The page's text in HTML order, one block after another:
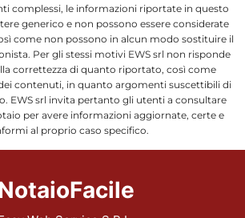
complessi, le informazioni riportate in questo
generico e non possono essere considerate
come non possono in alcun modo sostituire il
Per gli stessi motivi EWS srl non risponde
correttezza di quanto riportato, così come
contenuti, in quanto argomenti suscettibili di
EWS srl invita pertanto gli utenti a consultare
per avere informazioni aggiornate, certe e
al proprio caso specifico.